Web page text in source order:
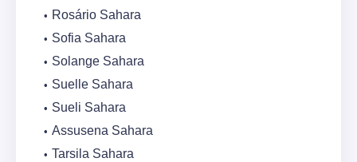
Rosário Sahara
Sofia Sahara
Solange Sahara
Suelle Sahara
Sueli Sahara
Assusena Sahara
Tarsila Sahara